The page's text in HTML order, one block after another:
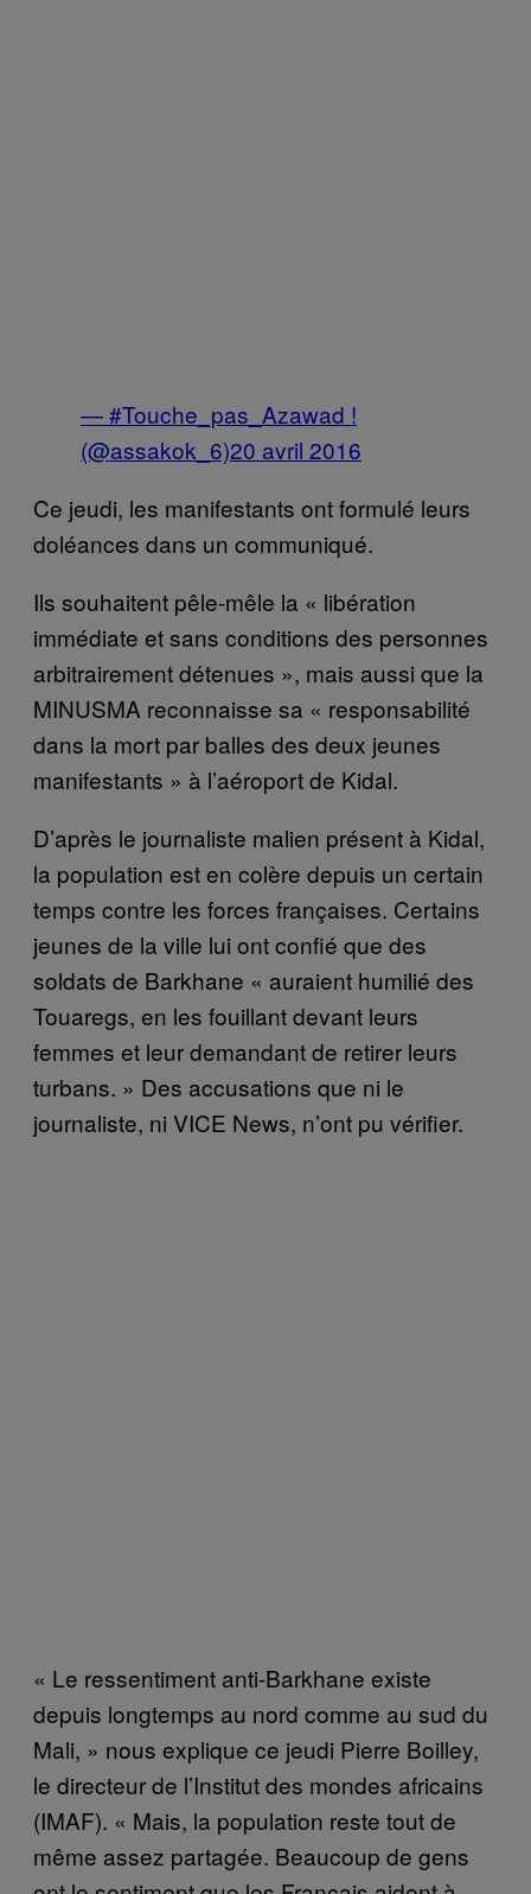
— #Touche_pas_Azawad !
(@assakok_6)20 avril 2016
Ce jeudi, les manifestants ont formulé leurs
doléances dans un communiqué.
Ils souhaitent pêle-mêle la « libération
immédiate et sans conditions des personnes
arbitrairement détenues », mais aussi que la
MINUSMA reconnaisse sa « responsabilité
dans la mort par balles des deux jeunes
manifestants » à l’aéroport de Kidal.
D’après le journaliste malien présent à Kidal,
la population est en colère depuis un certain
temps contre les forces françaises. Certains
jeunes de la ville lui ont confié que des
soldats de Barkhane « auraient humilié des
Touaregs, en les fouillant devant leurs
femmes et leur demandant de retirer leurs
turbans. » Des accusations que ni le
journaliste, ni VICE News, n’ont pu vérifier.
« Le ressentiment anti-Barkhane existe
depuis longtemps au nord comme au sud du
Mali, » nous explique ce jeudi Pierre Boilley,
le directeur de l’Institut des mondes africains
(IMAF). « Mais, la population reste tout de
même assez partagée. Beaucoup de gens